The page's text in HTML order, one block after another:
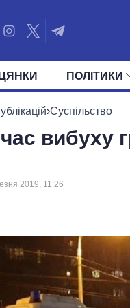
ПОЛIТИКИ
ПОЛІТИКИ ПРЕЗИДЕНТ І ОФІС
›Суспільство
вибуху
2019, 11:26